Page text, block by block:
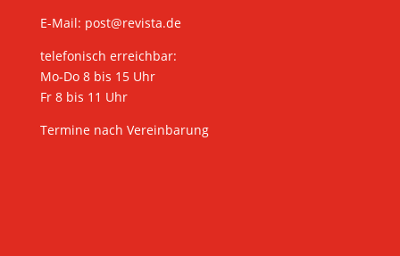
E-Mail: post@revista.de
telefonisch erreichbar:
Mo-Do 8 bis 15 Uhr
Fr 8 bis 11 Uhr
Termine nach Vereinbarung